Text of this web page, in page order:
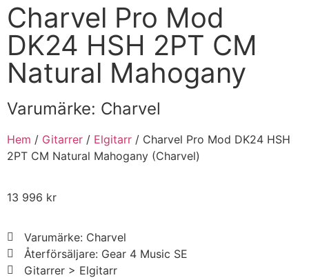
Charvel Pro Mod
DK24 HSH 2PT CM
Natural Mahogany
Varumärke: Charvel
Hem / Gitarrer / Elgitarr / Charvel Pro Mod DK24 HSH
2PT CM Natural Mahogany (Charvel)
13 996 kr
Varumärke: Charvel
Återförsäljare: Gear 4 Music SE
Gitarrer > Elgitarr